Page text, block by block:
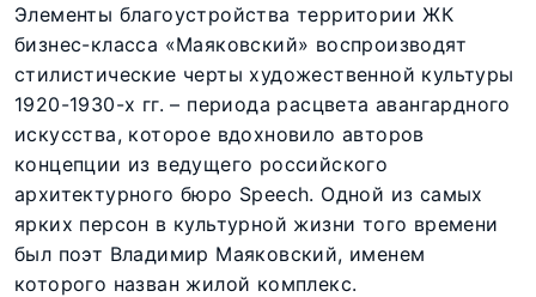
Элементы благоустройства территории ЖК
бизнес-класса «Маяковский» воспроизводят
стилистические черты художественной культуры
1920-1930-х гг. – периода расцвета авангардного
искусства, которое вдохновило авторов
концепции из ведущего российского
архитектурного бюро Speech. Одной из самых
ярких персон в культурной жизни того времени
был поэт Владимир Маяковский, именем
которого назван жилой комплекс.